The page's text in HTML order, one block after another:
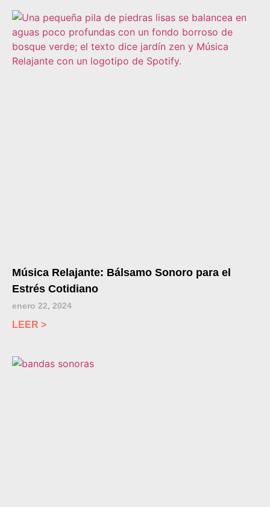
Música Relajante: Bálsamo Sonoro para el
Estrés Cotidiano
enero 22, 2024
LEER >